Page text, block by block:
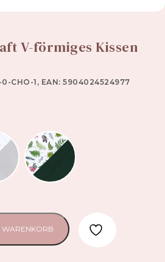
V-förmiges Kissen
CHO-1, EAN: 5904024524977
WARENKORB